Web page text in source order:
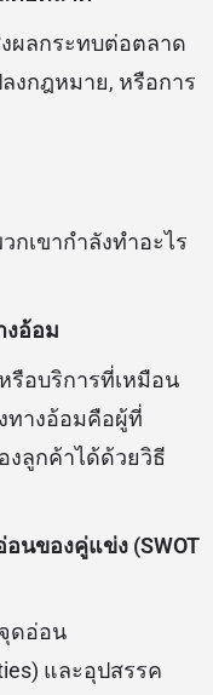
ผลกระทบต่อตลาด
งกฎหมาย, หรือการ
กเขากำลังทำอะไร
งอ้อม
รือบริการที่เหมือน
ทางอ้อมคือผู้ที่
งลูกค้าได้ด้วยวิธี
นของคู่แข่ง (SWOT
ดอ่อน
และอุปสรรค